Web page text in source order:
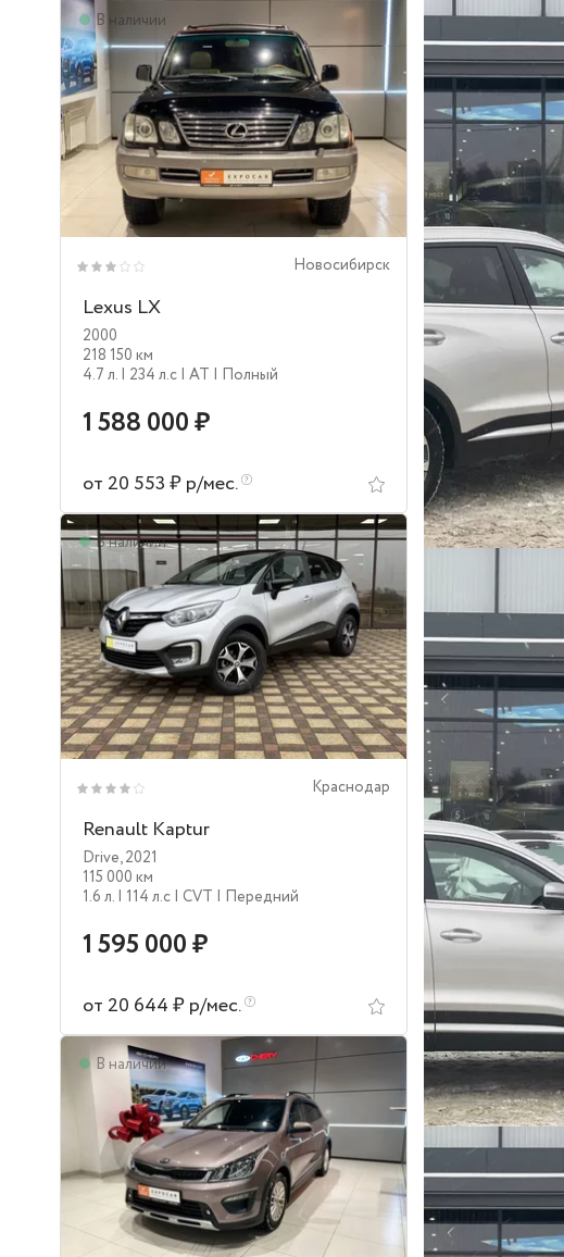
В наличии
Новосибирск
Lexus LX
2000
218 150 км
4.7 л. | 234 л.c | AT | Полный
1 588 000 ₽
от 20 553 ₽ р/мес.
В наличии
Краснодар
Renault Kaptur
Drive,2021
115 000 км
1.6 л. | 114 л.c | CVT | Передний
1 595 000 ₽
от 20 644 ₽ р/мес.
В наличии